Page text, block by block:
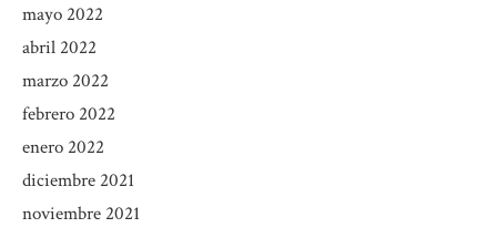
mayo 2022
abril 2022
marzo 2022
febrero 2022
enero 2022
diciembre 2021
noviembre 2021